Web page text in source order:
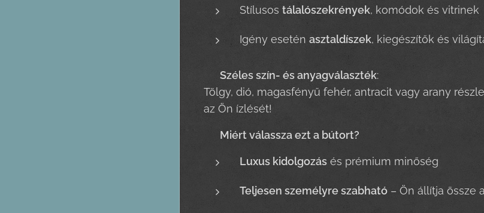
Stílusos tálalószekrények, komódok és vitrinek
Igény esetén asztaldíszek, kiegészítők és
Széles szín- és anyagválaszték:
Tölgy, dió, magasfényű fehér, antracit vagy arany
az Ön ízlését!
Miért válassza ezt a bútort?
Luxus kidolgozás és prémium minőség
Teljesen személyre szabható – Ön állítja össze